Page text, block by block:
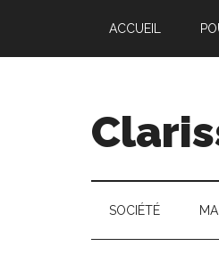
contenu
secondary
la
ACCUEIL
SOCIÉTÉ